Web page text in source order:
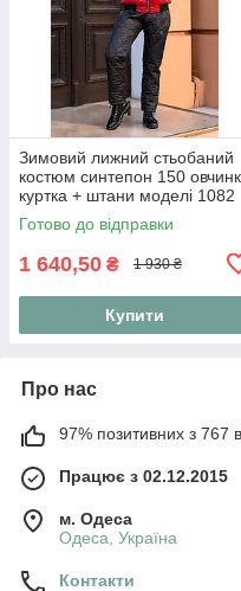
Зимовий лижний стьобаний
костюм синтепон 150
куртка + штани моделі 1082
(42-56) 46, Червоний
Готово до відправки
1 640,50 ₴ 1 930 ₴
Купити
Про нас
97% позитивних з 767
Працює з 02.12.2015
м. Одеса
Одеса, Україна
Контакти